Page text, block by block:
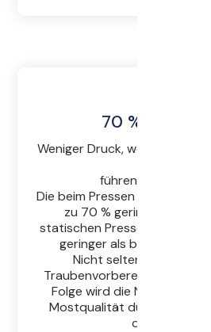
70 % weniger
Weniger Druck, weniger
führen zu weniger
Die beim Pressen
zu 70 % geringer als bei
statischen Pressen und sogar
geringer als bei nicht
Nicht selten werden bei
Traubenvorbereitung nur 2%
Folge wird die
Mostqualität durch den
deutlich